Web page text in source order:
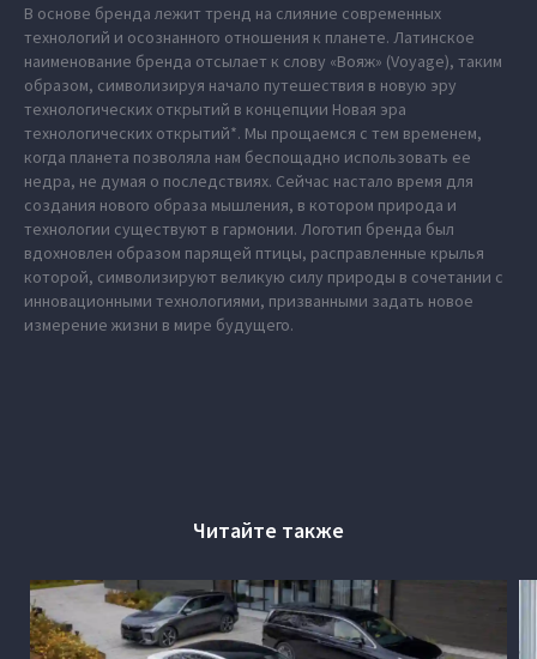
В основе бренда лежит тренд на слияние современных
технологий и осознанного отношения к планете. Латинское
наименование бренда отсылает к слову «Вояж» (Voyage), таким
образом, символизируя начало путешествия в новую эру
технологических открытий в концепции Новая эра
технологических открытий*. Мы прощаемся с тем временем,
когда планета позволяла нам беспощадно использовать ее
недра, не думая о последствиях. Сейчас настало время для
создания нового образа мышления, в котором природа и
технологии существуют в гармонии. Логотип бренда был
вдохновлен образом парящей птицы, расправленные крылья
которой, символизируют великую силу природы в сочетании с
инновационными технологиями, призванными задать новое
измерение жизни в мире будущего.
Читайте также